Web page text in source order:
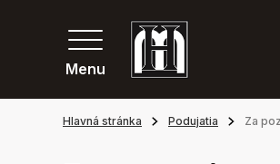
Menu
Hlavná stránka Podujatia Za